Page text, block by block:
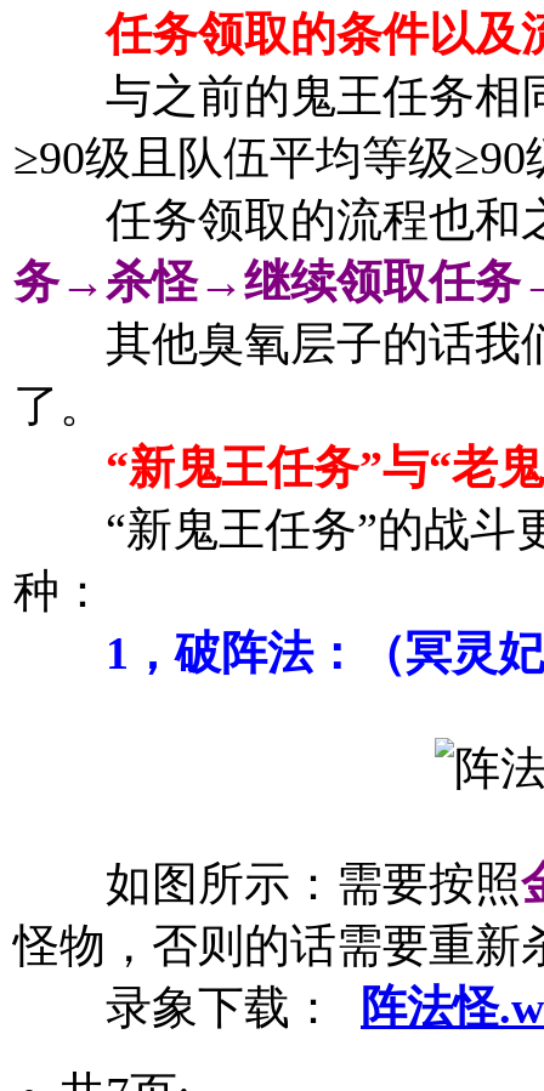
任务领取的条件以及
与之前的鬼王任务相
≥90级且队伍平均等级≥90
任务领取的流程也和
务→杀怪→继续领取任务
其他臭氧层子的话我
了。
“新鬼王任务”与“老
“新鬼王任务”的战斗
种：
1，破阵法：（冥灵
如图所示：需要按照
怪物，否则的话需要重新
录象下载：
阵法怪